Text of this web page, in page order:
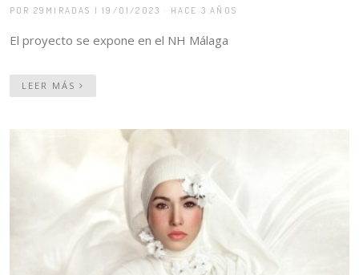
POR 29MIRADAS | 19/01/2023 · HACE 3 AÑOS
El proyecto se expone en el NH Málaga
LEER MÁS